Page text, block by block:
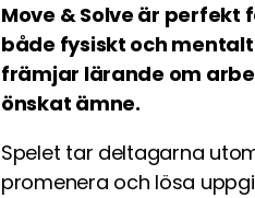
Move & Solve är
både fysiskt och
främjar lärande om
önskat ämne.
Spelet tar deltagarna
promenera och lösa